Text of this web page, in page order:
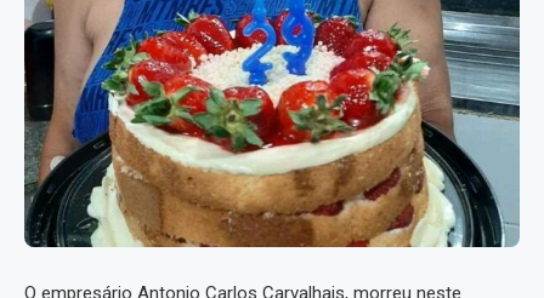
O empresário Antonio Carlos Carvalhais, morreu neste